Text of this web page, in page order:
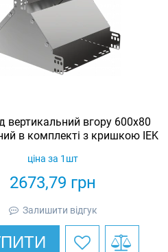
вертикальний вгору 600х80
в комплекті з кришкою IEK
2673,79 грн
ціна за 1шт
Залишити відгук